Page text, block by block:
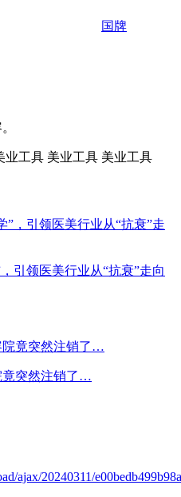
国牌
业工具 美业工具 美业工具
引领医美行业从“抗衰”走向
竟突然注销了…